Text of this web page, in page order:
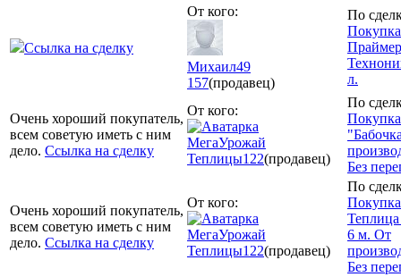
Ссылка на сделку
От кого:
Михаил49
157(продавец)
По
л.
Очень хороший покупатель,
всем советую иметь с ним
дело. Ссылка на сделку
От кого:
МегаУрожай
Теплицы122(продавец)
По
Без
Очень хороший покупатель,
всем советую иметь с ним
дело. Ссылка на сделку
От кого:
МегаУрожай
Теплицы122(продавец)
По
6 м. От
Без